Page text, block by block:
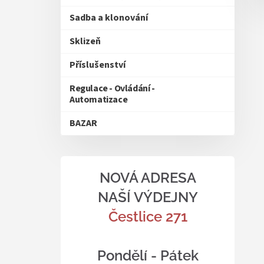
Sadba a klonování
Sklizeň
Příslušenství
Regulace - Ovládání -
Automatizace
BAZAR
NOVÁ ADRESA
NAŠÍ VÝDEJNY
Čestlice 271
Pondělí - Pátek